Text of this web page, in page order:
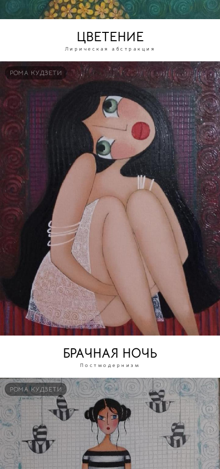
ЦВЕТЕНИЕ
Лирическая абстракция
РОМА КУДЗЕТИ
БРАЧНАЯ НОЧЬ
Постмодернизм
РОМА КУДЗЕТИ